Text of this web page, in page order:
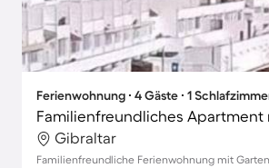
Ferienwohnung ∙ 4 Gäste ∙ 1
Gibraltar
Familienfreundliche Ferienwohnung mit